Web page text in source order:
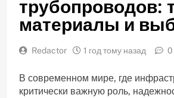
трубопроводов:
материалы и
Redactor 1 год тому назад 0
В современном мире, где
критически важную роль,